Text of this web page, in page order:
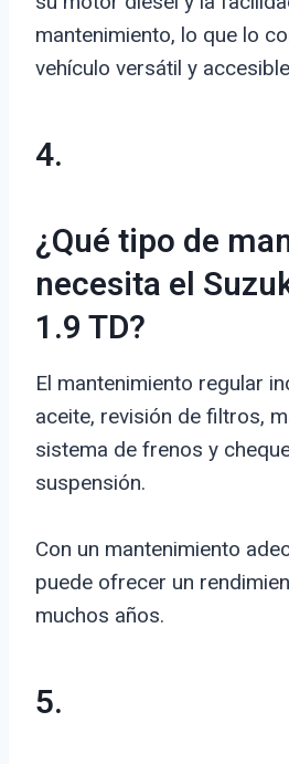
mantenimiento, lo que lo
vehículo versátil y
4.
¿Qué tipo de
necesita el
1.9 TD?
El mantenimiento regular
aceite, revisión de filtros,
sistema de frenos y
suspensión.
Con un mantenimiento
puede ofrecer un
muchos años.
5.